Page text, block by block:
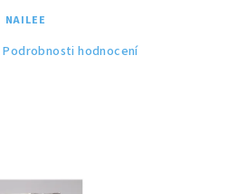
NAILEE
Podrobnosti hodnocení